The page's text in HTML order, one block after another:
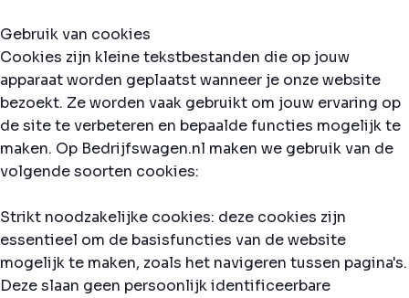
Gebruik van cookies
Cookies zijn kleine tekstbestanden die op jouw
apparaat worden geplaatst wanneer je onze website
bezoekt. Ze worden vaak gebruikt om jouw ervaring op
de site te verbeteren en bepaalde functies mogelijk te
maken. Op Bedrijfswagen.nl maken we gebruik van de
volgende soorten cookies:
Strikt noodzakelijke cookies: deze cookies zijn
essentieel om de basisfuncties van de website
mogelijk te maken, zoals het navigeren tussen pagina's.
Deze slaan geen persoonlijk identificeerbare